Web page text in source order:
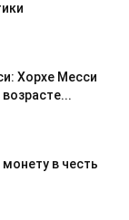
Хорхе Месси
в честь